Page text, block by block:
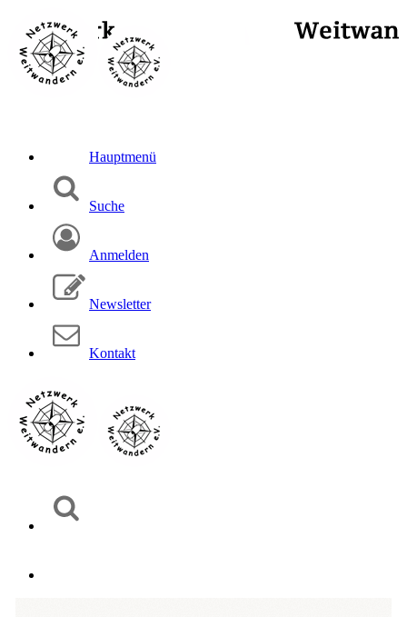
Hauptmenü
Suche
Anmelden
Newsletter
Kontakt